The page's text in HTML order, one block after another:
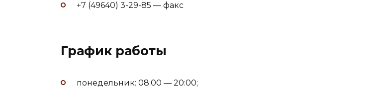
+7 (49640) 3-29-85 — факс
График работы
понедельник: 08:00 — 20:00;